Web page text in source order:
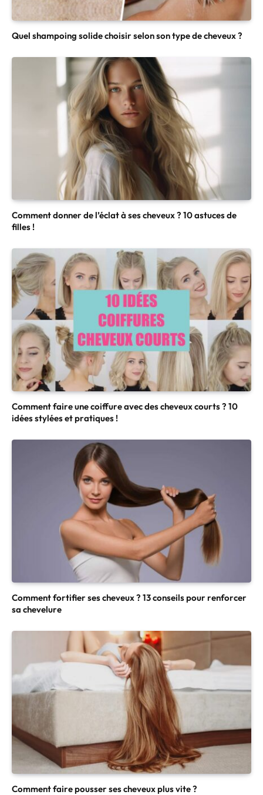
Quel shampoing solide choisir selon son type de cheveux ?
Comment donner de l’éclat à ses cheveux ? 10 astuces de
filles !
Comment faire une coiffure avec des cheveux courts ? 10
idées stylées et pratiques !
Comment fortifier ses cheveux ? 13 conseils pour renforcer
sa chevelure
Comment faire pousser ses cheveux plus vite ?